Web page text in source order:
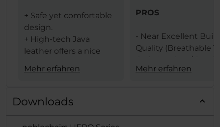
+ Safe yet comfortable
design.
+ High-tech Java
leather offers a nice
+ The same leather
transfer (conduction)
Mehr erfahren
PROS
- Near Excellent
Quality (Breathable
Grain Leather / Steel
Frame)
Mehr erfahren
Downloads